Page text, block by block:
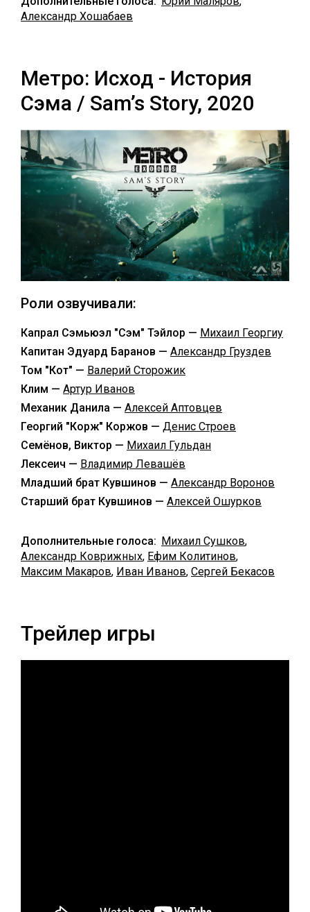
Александр Хошабаев
Метро: Исход - История
Сэма / Sam’s Story, 2020
Роли озвучивали:
Капрал Сэмьюэл "Сэм" Тэйлор — Михаил Георгиу
Капитан Эдуард Баранов — Александр Груздев
Том "Кот" — Валерий Сторожик
Клим — Артур Иванов
Механик Данила — Алексей Аптовцев
Георгий "Корж" Коржов — Денис Строев
Семёнов, Виктор — Михаил Гульдан
Лексеич — Владимир Левашёв
Младший брат Кувшинов — Александр Воронов
Старший брат Кувшинов — Алексей Ошурков
Дополнительные голоса: Михаил Сушков,
Александр Коврижных, Ефим Колитинов,
Максим Макаров, Иван Иванов, Сергей Бекасов
Трейлер игры